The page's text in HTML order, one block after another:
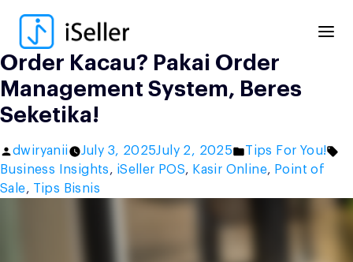
content
Order Kacau? Pakai Order
Management System, Beres
Seketika!
Posted
by
dwiryanii July 3, 2025July 2, 2025
Posted
in
Tips For You!
Business Insights, iSeller POS, Kasir Online, Point of
Sale, Tips Bisnis